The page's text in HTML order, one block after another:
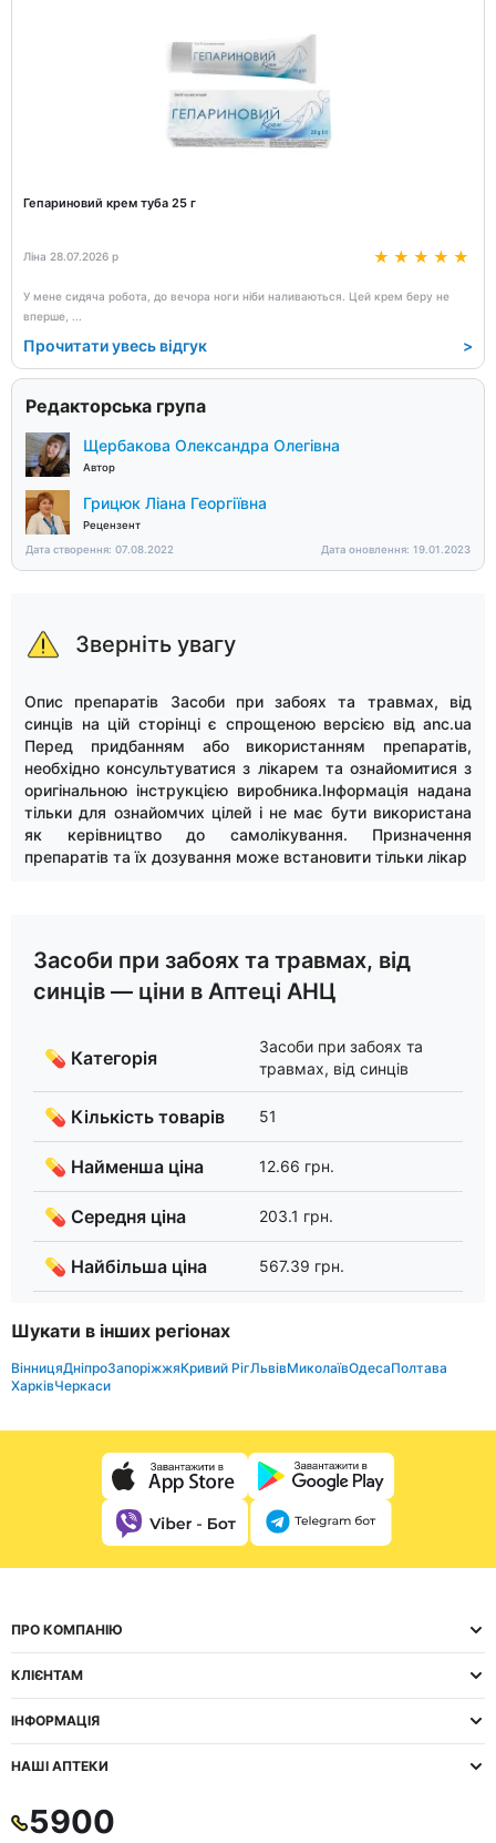
Гепариновий крем туба 25 г
Ліна 28.07.2026 р
У мене сидяча робота, до вечора ноги ніби наливаються. Цей крем беру не
вперше,
Прочитати увесь відгук >
Редакторська група
Щербакова Олександра Олегівна
Автор
Грицюк Ліана Георгіївна
Рецензент
Дата створення: 07.08.2022
Дата оновлення: 19.01.2023
Зверніть увагу
Опис препаратів Засоби при забоях та травмах, від
синців на цій сторінці є спрощеною версією від anc.ua
Перед придбанням або використанням препаратів,
необхідно консультуватися з лікарем та ознайомитися з
оригінальною інструкцією виробника.Інформація надана
тільки для ознайомчих цілей і не має бути використана
як керівництво до самолікування. Призначення
препаратів та їх дозування може встановити тільки лікар
Засоби при забоях та травмах, від
синців — ціни в Аптеці АНЦ
💊 Категорія
Засоби при забоях та
травмах, від синців
💊 Кількість товарів 51
💊 Найменша ціна 12.66 грн.
💊 Середня ціна 203.1 грн.
💊 Найбільша ціна 567.39 грн.
Шукати в інших регіонах
ВінницяДніпроЗапоріжжяКривий РігЛьвівМиколаївОдесаПолтава
ХарківЧеркаси
ПРО КОМПАНІЮ
КЛІЄНТАМ
ІНФОРМАЦІЯ
НАШІ АПТЕКИ
5900